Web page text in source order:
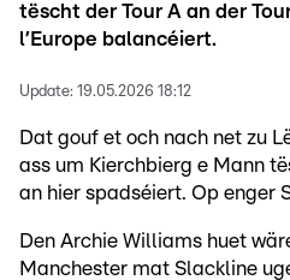
tëscht der Tour A an der
l’Europe balancéiert.
Update: 19.05.2026 18:12
Dat gouf et och nach net zu
ass um Kierchbierg e Mann
an hier spadséiert. Op enger
Den Archie Williams huet
Manchester mat Slackline